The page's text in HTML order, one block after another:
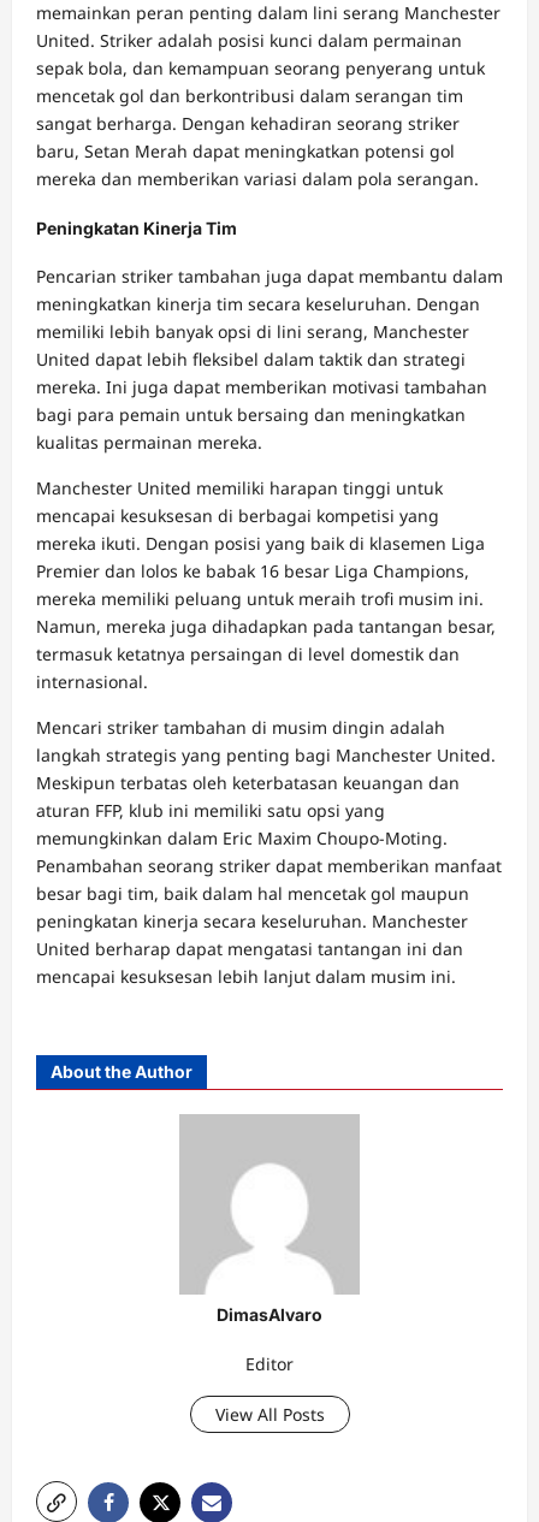
memainkan peran penting dalam lini serang Manchester
United. Striker adalah posisi kunci dalam permainan
sepak bola, dan kemampuan seorang penyerang untuk
mencetak gol dan berkontribusi dalam serangan tim
sangat berharga. Dengan kehadiran seorang striker
baru, Setan Merah dapat meningkatkan potensi gol
mereka dan memberikan variasi dalam pola serangan.
Peningkatan Kinerja Tim
Pencarian striker tambahan juga dapat membantu dalam
meningkatkan kinerja tim secara keseluruhan. Dengan
memiliki lebih banyak opsi di lini serang, Manchester
United dapat lebih fleksibel dalam taktik dan strategi
mereka. Ini juga dapat memberikan motivasi tambahan
bagi para pemain untuk bersaing dan meningkatkan
kualitas permainan mereka.
Manchester United memiliki harapan tinggi untuk
mencapai kesuksesan di berbagai kompetisi yang
mereka ikuti. Dengan posisi yang baik di klasemen Liga
Premier dan lolos ke babak 16 besar Liga Champions,
mereka memiliki peluang untuk meraih trofi musim ini.
Namun, mereka juga dihadapkan pada tantangan besar,
termasuk ketatnya persaingan di level domestik dan
internasional.
Mencari striker tambahan di musim dingin adalah
langkah strategis yang penting bagi Manchester United.
Meskipun terbatas oleh keterbatasan keuangan dan
aturan FFP, klub ini memiliki satu opsi yang
memungkinkan dalam Eric Maxim Choupo-Moting.
Penambahan seorang striker dapat memberikan manfaat
besar bagi tim, baik dalam hal mencetak gol maupun
peningkatan kinerja secara keseluruhan. Manchester
United berharap dapat mengatasi tantangan ini dan
mencapai kesuksesan lebih lanjut dalam musim ini.
About the Author
DimasAlvaro
Editor
View All Posts